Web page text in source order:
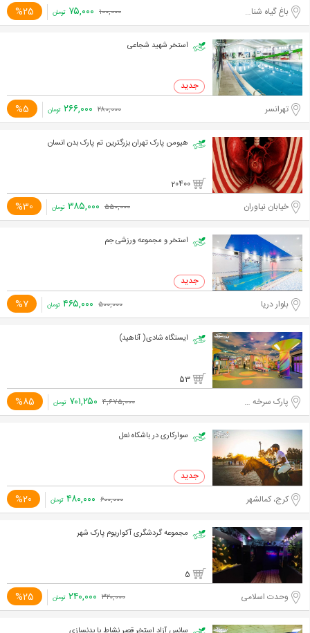
باغ گیاه شناسی ملی ایران %25 ۱۰۰,۰۰۰ ۷۵,۰۰۰ تومان
استخر شهید شجاعی
تهرانسر %5 ۲۸۰,۰۰۰ ۲۶۶,۰۰۰ تومان
هیومن پارک تهران بزرگترین تم پارک بدن انسان
20400
خیابان نیاوران %30 ۵۵۰,۰۰۰ ۳۸۵,۰۰۰ تومان
استخر و مجموعه ورزشی جم
بلوار دریا %7 ۵۰۰,۰۰۰ ۴۶۵,۰۰۰ تومان
ایستگاه شادی( آناهید)
53
پارک سرخه حصار %85 ۴,۶۷۵,۰۰۰ ۷۰۱,۲۵۰ تومان
سوارکاری در باشکاه نعل
کرج، کمالشهر %20 ۶۰۰,۰۰۰ ۴۸۰,۰۰۰ تومان
مجموعه گردشگری آکواریوم پارک شهر
5
وحدت اسلامی %25 ۳۲۰,۰۰۰ ۲۴۰,۰۰۰ تومان